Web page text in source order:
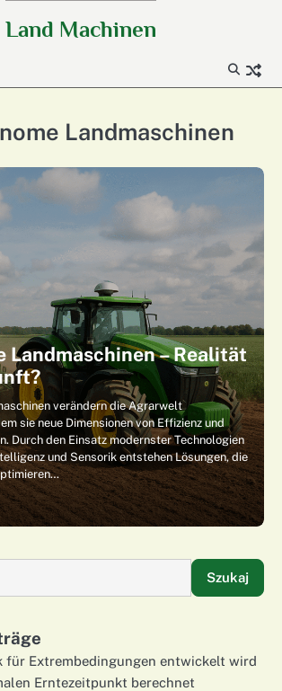
Land Machinen
Landmaschinen
Landmaschinen – Realität
verändern die Agrarwelt
sie neue Dimensionen von Effizienz und
Durch den Einsatz modernster Technologien
und Sensorik entstehen Lösungen, die
Szukaj
für Extrembedingungen entwickelt wird
Erntezeitpunkt berechnet